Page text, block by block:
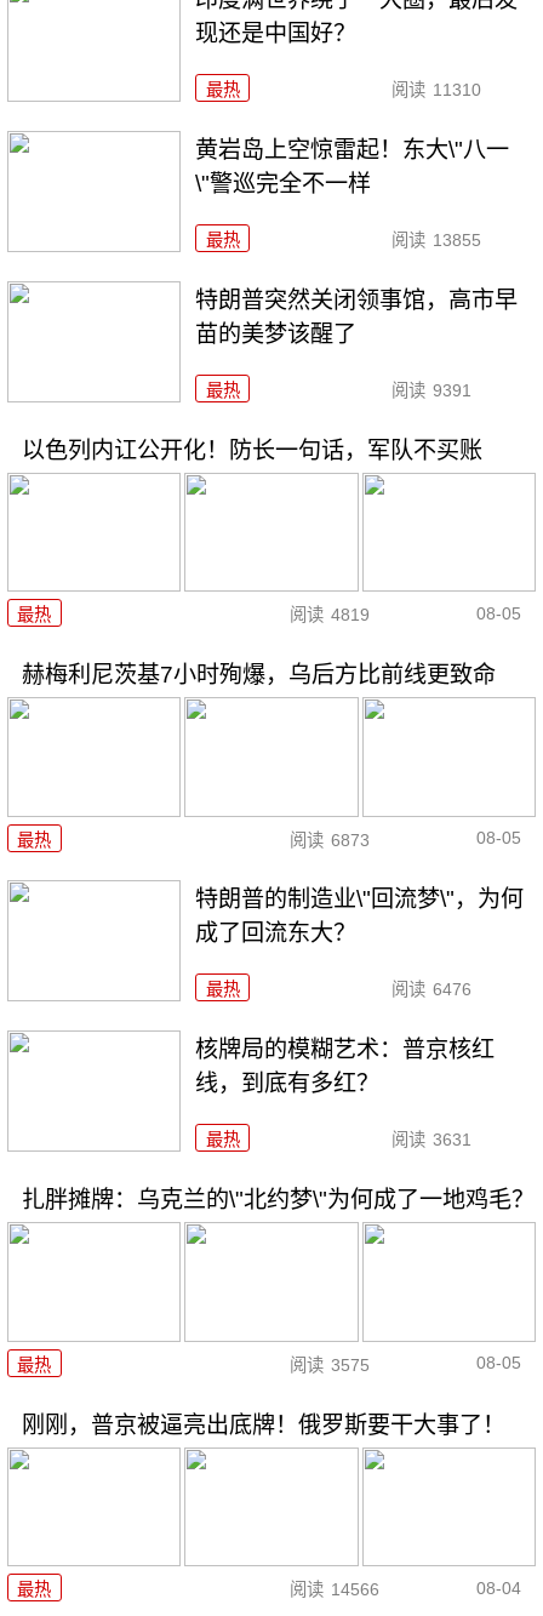
现还是中国好？
最热 阅读 11310
黄岩岛上空惊雷起！东大\"八一
\"警巡完全不一样
最热 阅读 13855
特朗普突然关闭领事馆，高市早
苗的美梦该醒了
最热 阅读 9391
以色列内讧公开化！防长一句话，军队不买账
最热 阅读 4819 08-05
赫梅利尼茨基7小时殉爆，乌后方比前线更致命
最热 阅读 6873 08-05
特朗普的制造业\"回流梦\"，为何
成了回流东大？
最热 阅读 6476
核牌局的模糊艺术：普京核红
线，到底有多红？
最热 阅读 3631
扎胖摊牌：乌克兰的\"北约梦\"为何成了一地鸡毛？
最热 阅读 3575 08-05
刚刚，普京被逼亮出底牌！俄罗斯要干大事了！
最热 阅读 14566 08-04